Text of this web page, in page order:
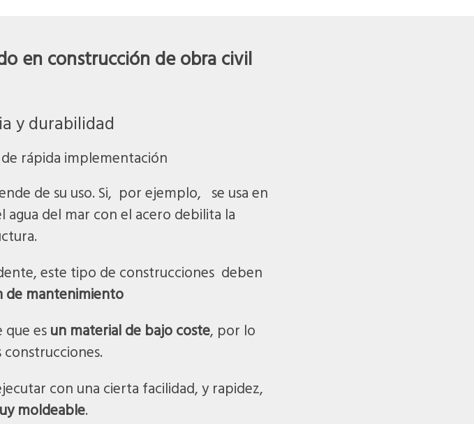
en construcción de obra civil
y durabilidad
rápida implementación
de su uso. Si, por ejemplo, se usa en
del mar con el acero debilita la
este tipo de construcciones deben
de mantenimiento
esun material de bajo coste, por lo
con una cierta facilidad, y rapidez,
moldeable.